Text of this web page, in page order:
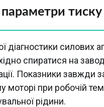
параметри
діагностики силових
спиратися на
Показники завжди
моторі при робочій
рідини.